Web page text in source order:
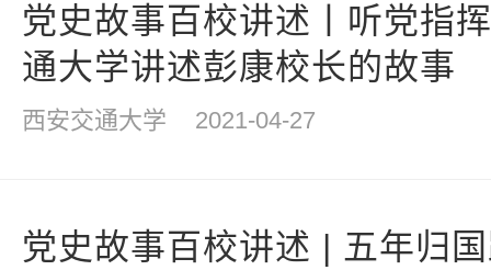
党史故事百校讲述丨听党指
通大学讲述彭康校长的故事
西安交通大学 2021-04-27
党史故事百校讲述 | 五年归